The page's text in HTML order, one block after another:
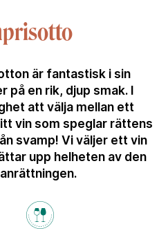
är fantastisk i sin
på en rik, djup smak. I
att välja mellan ett
vin som speglar rättens
svamp! Vi väljer ett vin
upp helheten av den